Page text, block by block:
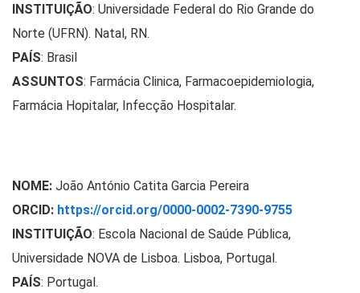
INSTITUIÇÃO: Universidade Federal do Rio Grande do
Norte (UFRN). Natal, RN.
PAÍS: Brasil
ASSUNTOS: Farmácia Clinica, Farmacoepidemiologia,
Farmácia Hopitalar, Infecção Hospitalar.
NOME: João António Catita Garcia Pereira
ORCID: https://orcid.org/0000-0002-7390-9755
INSTITUIÇÃO: Escola Nacional de Saúde Pública,
Universidade NOVA de Lisboa. Lisboa, Portugal.
PAÍS: Portugal.